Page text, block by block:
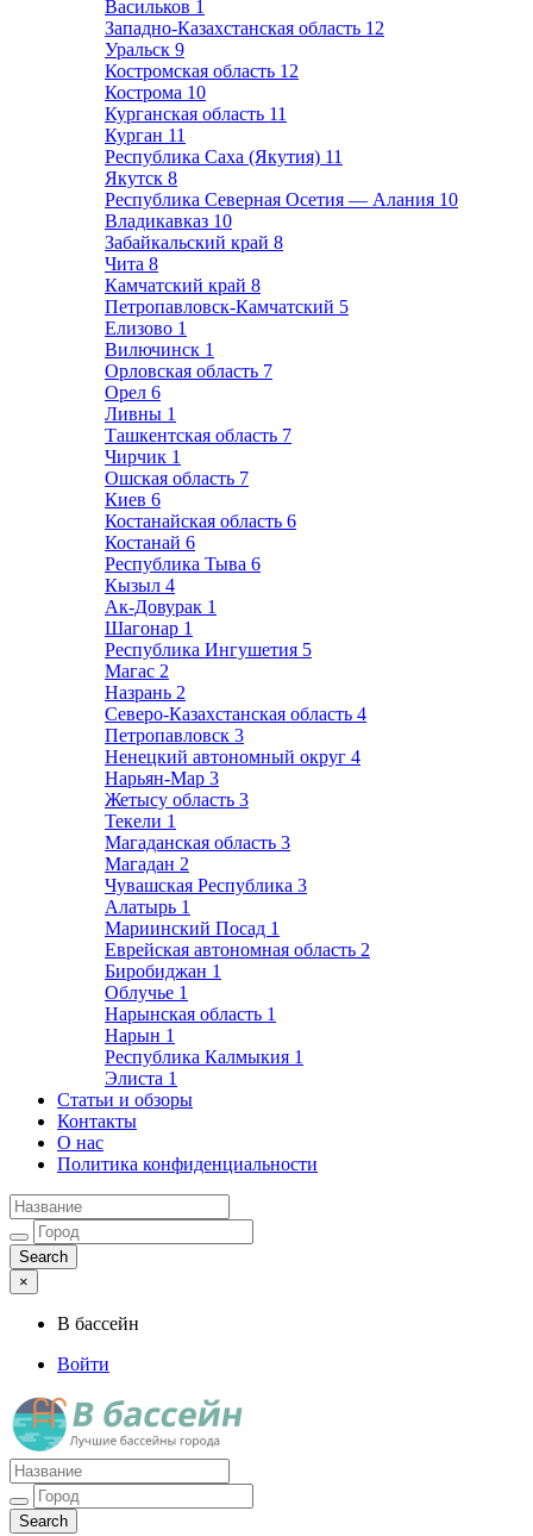
Васильков 1
Западно-Казахстанская область 12
Уральск 9
Костромская область 12
Кострома 10
Курганская область 11
Курган 11
Республика Саха (Якутия) 11
Якутск 8
Республика Северная Осетия — Алания 10
Владикавказ 10
Забайкальский край 8
Чита 8
Камчатский край 8
Петропавловск-Камчатский 5
Елизово 1
Вилючинск 1
Орловская область 7
Орел 6
Ливны 1
Ташкентская область 7
Чирчик 1
Ошская область 7
Киев 6
Костанайская область 6
Костанай 6
Республика Тыва 6
Кызыл 4
Ак-Довурак 1
Шагонар 1
Республика Ингушетия 5
Магас 2
Назрань 2
Северо-Казахстанская область 4
Петропавловск 3
Ненецкий автономный округ 4
Нарьян-Мар 3
Жетысу область 3
Текели 1
Магаданская область 3
Магадан 2
Чувашская Республика 3
Алатырь 1
Мариинский Посад 1
Еврейская автономная область 2
Биробиджан 1
Облучье 1
Нарынская область 1
Нарын 1
Республика Калмыкия 1
Элиста 1
Статьи и обзоры
Контакты
О нас
Политика конфиденциальности
×
В бассейн
Войти
Лучшие бассейны города